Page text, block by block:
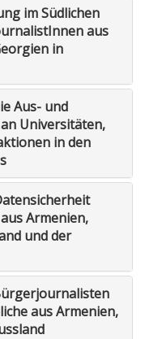
im Südlichen
aus
in
Aus- und
Universitäten,
in den
Armenien,
und der
aus Armenien,